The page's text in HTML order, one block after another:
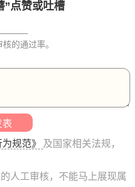
”点赞或吐槽
的通过率。
为规范》
及国家相关法规，
人工审核，不能马上展现属